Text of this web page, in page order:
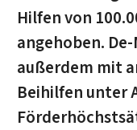
Hilfen von
angehoben.
außerdem mit
Beihilfen unter